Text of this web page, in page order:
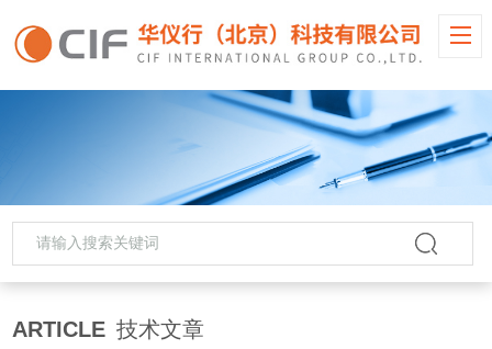
ARTICLE 技术文章